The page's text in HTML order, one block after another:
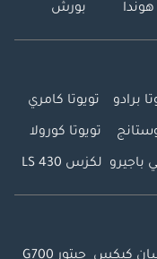
هوندا بورش
برادو تويوتا كامري
تويوتا كورولا
باجيرو لكزس LS 430
كيكس جيتور G700